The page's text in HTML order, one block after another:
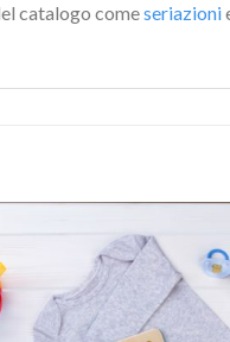
catalogo comeseriazioni
alla
dei